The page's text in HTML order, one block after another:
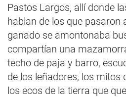
Pastos Largos, allí donde
hablan de los que pasaron
ganado se amontonaba
compartían una
techo de paja y barro,
de los leñadores, los mitos
los ecos de la tierra que